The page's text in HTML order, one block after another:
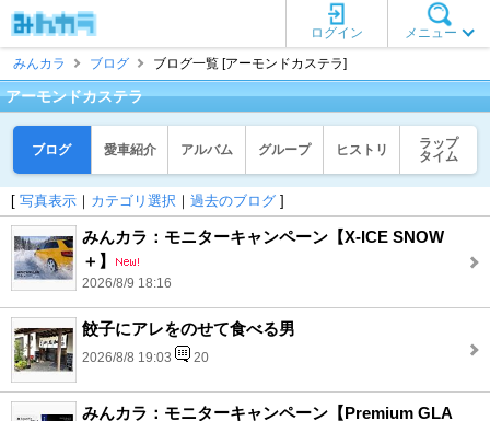
メニュー
ログイン
みんカラ
ブログ ブログ一覧 [アーモンドカステラ]
アーモンドカステラ
ブログ 愛車紹介 アルバム グループ ヒストリ
ラップ
タイム
[ 写真表示 ｜ カテゴリ選択 ｜ 過去のブログ ]
みんカラ：モニターキャンペーン【X-ICE SNOW
＋】
2026/8/9 18:16
餃子にアレをのせて食べる男
2026/8/8 19:03 20
みんカラ：モニターキャンペーン【Premium GLA